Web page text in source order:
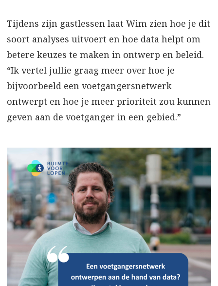
Tijdens zijn gastlessen laat Wim zien hoe je dit
soort analyses uitvoert en hoe data helpt om
betere keuzes te maken in ontwerp en beleid.
“Ik vertel jullie graag meer over hoe je
bijvoorbeeld een voetgangersnetwerk
ontwerpt en hoe je meer prioriteit zou kunnen
geven aan de voetganger in een gebied.”